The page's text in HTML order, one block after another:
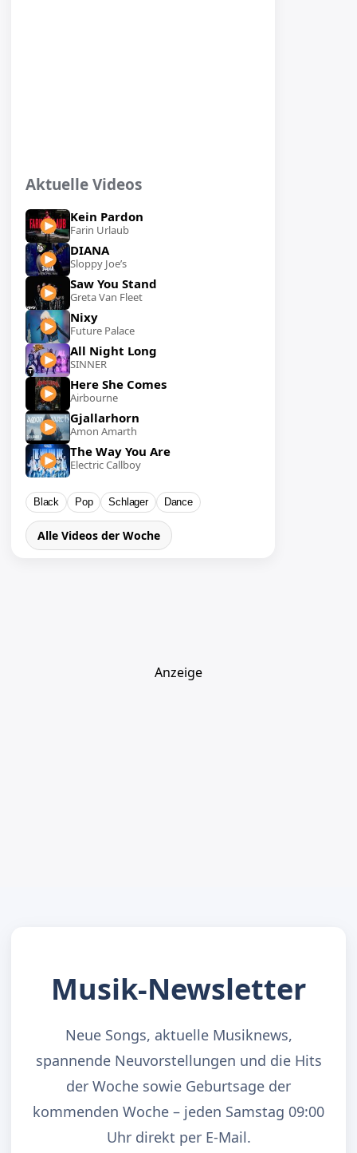
Aktuelle Videos
Kein Pardon
Farin Urlaub
DIANA
Sloppy Joe’s
Saw You Stand
Greta Van Fleet
Nixy
Future Palace
All Night Long
SINNER
Here She Comes
Airbourne
Gjallarhorn
Amon Amarth
The Way You Are
Electric Callboy
Black Pop Schlager Dance
Alle Videos der Woche
Anzeige
Musik-Newsletter
Neue Songs, aktuelle Musiknews,
spannende Neuvorstellungen und die Hits
der Woche sowie Geburtsage der
kommenden Woche – jeden Samstag 09:00
Uhr direkt per E-Mail.